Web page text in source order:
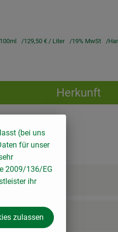
129,50 € / Liter 19% MwSt
Herkunft
(bei uns
für unser
2009/136/EG
ihr
zulassen